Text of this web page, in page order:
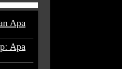
Apa
Apa